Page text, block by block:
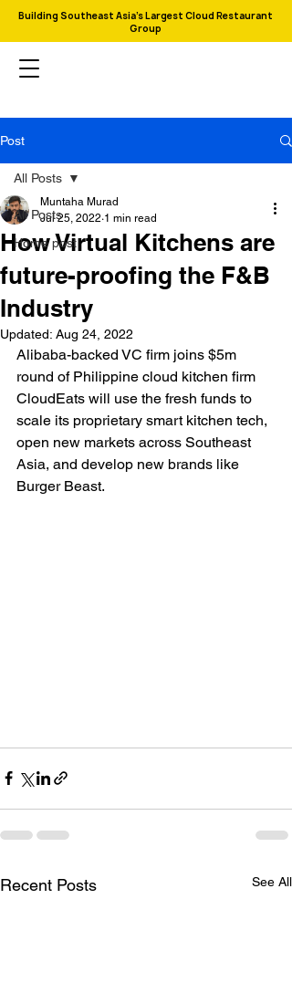
Building Southeast Asia's Largest Cloud Restaurant
Group
Post
All Posts
Home post
All Posts
How Virtual Kitchens are
future-proofing the F&B
Industry
Muntaha Murad
Jul 25, 2022 1 min read
Updated: Aug 24, 2022
Alibaba-backed VC firm joins $5m
round of Philippine cloud kitchen firm
CloudEats will use the fresh funds to
scale its proprietary smart kitchen tech,
open new markets across Southeast
Asia, and develop new brands like
Burger Beast.
Recent Posts See All